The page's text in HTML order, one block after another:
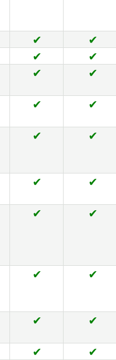
✔
✔
✔
✔
✔ ✔
✔ ✔
✔ ✔
✔ ✔
✔ ✔
✔ ✔
✔ ✔
✔
✔